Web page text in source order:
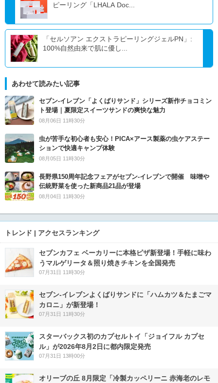
ピーリング「LHALA Doc...
「セルソアン エクストラピーリングジェルPN」:
100%自然由来で肌に優し...
あわせて読みたい記事
セブン‐イレブン「よくばりサンド」シリーズ新作チョコミン
ト登場｜夏限定スイーツサンドの爽快な魅力
08月06日 11時30分
虫が苦手な初心者も安心！PICA×アース製薬の虫ケアステー
ションで快適キャンプ体験
08月05日 11時30分
長野県150周年記念フェアがセブン-イレブンで開催 味噌や
伝統野菜を使った新商品21品が登場
08月04日 11時30分
トレンド | アクセスランキング
セブンカフェ ベーカリーに本格ピザ新登場！手軽に味わ
うマルゲリータ＆照り焼きチキンを全国発売
07月31日 11時30分
セブン‐イレブンよくばりサンドに「ハムカツ＆たまごマ
カロニ」が新登場！
07月31日 11時30分
スターバックス初のカプセルトイ「ジョイフル カプセ
ル」が2026年8月2日に都内限定発売
07月31日 13時00分
オリーブの丘 8月限定「冷製カッペリーニ 赤海老のレモ